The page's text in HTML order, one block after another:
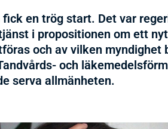
en trög start. Det var
i propositionen om ett
och av vilken myndighet
och
serva allmänheten.